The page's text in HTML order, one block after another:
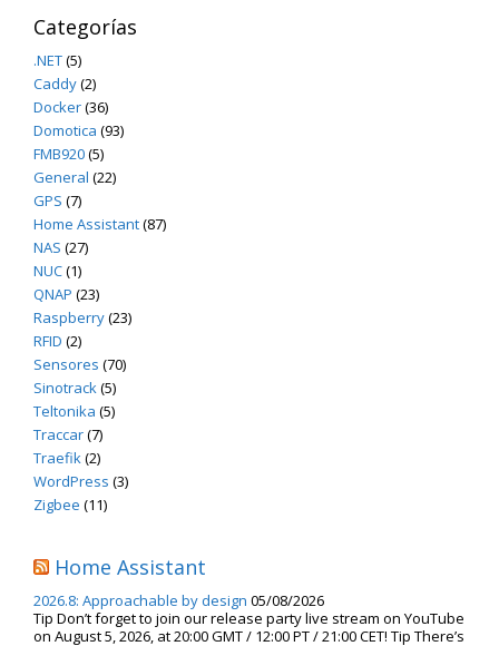
Categorías
.NET(5)
Caddy(2)
Docker(36)
Domotica (93)
FMB920(5)
General (22)
GPS (7)
Home Assistant(87)
NAS (27)
NUC(1)
QNAP (23)
Raspberry(23)
RFID (2)
Sensores (70)
Sinotrack(5)
Teltonika (5)
Traccar(7)
Traefik(2)
WordPress (3)
Zigbee (11)
Home Assistant
2026.8: Approachable by design 05/08/2026
Tip Don’t forget to join our release party live stream on YouTube
on August 5, 2026, at 20:00 GMT / 12:00 PT / 21:00 CET! Tip There’s